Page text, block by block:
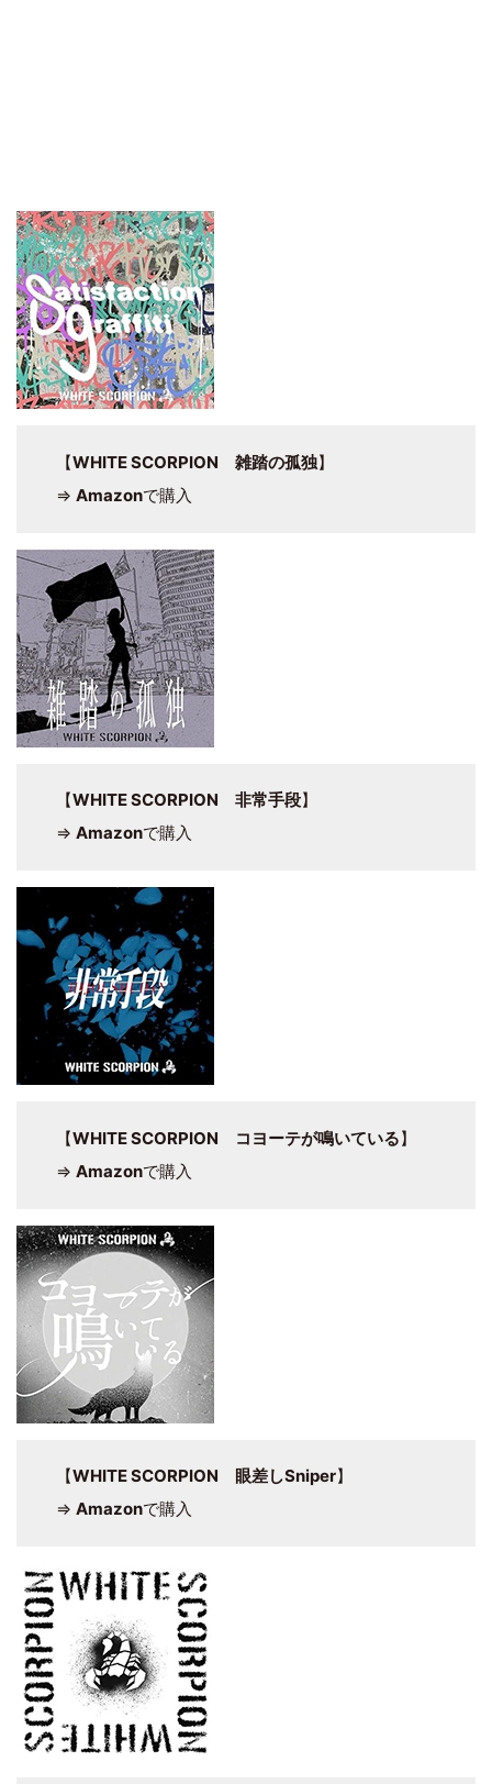
【WHITE SCORPION 雑踏の孤独】
⇒ Amazonで購入
【WHITE SCORPION 非常手段】
⇒ Amazonで購入
【WHITE SCORPION コヨーテが鳴いている】
⇒ Amazonで購入
【WHITE SCORPION 眼差しSniper】
⇒ Amazonで購入